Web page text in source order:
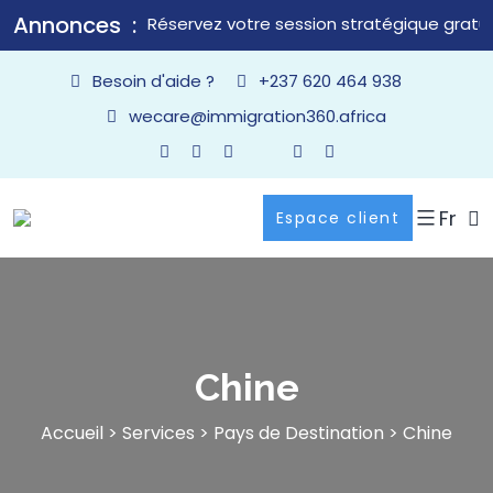
Annonces Réservez votre session stratégique
Besoin d'aide ?
+237 620 464 938
wecare@immigration360.africa
Espace client Fr
Chine
Accueil > Services > Pays de Destination > Chine